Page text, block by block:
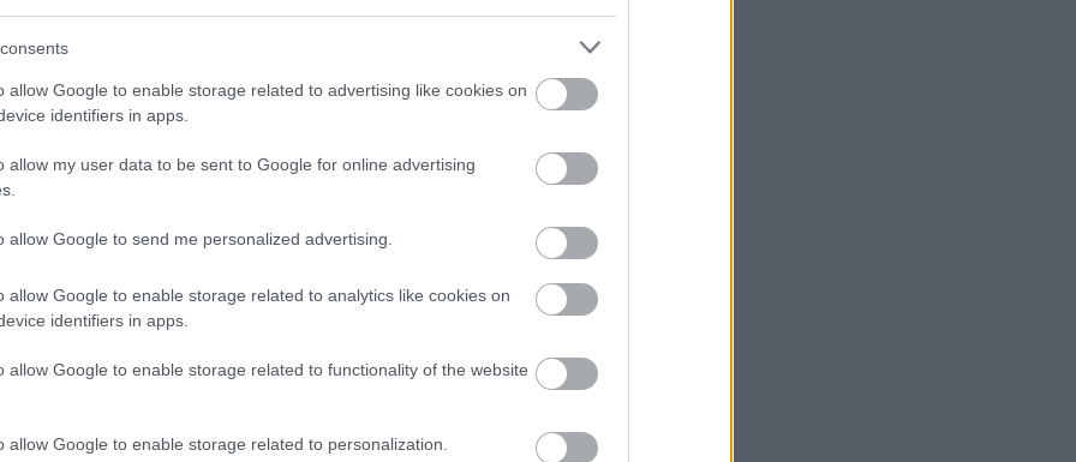
allow Google to enable storage related to advertising like cookies on
identifiers in apps.
allow my user data to be sent to Google for online advertising
allow Google to send me personalized advertising.
allow Google to enable storage related to analytics like cookies on
identifiers in apps.
allow Google to enable storage related to functionality of the website
allow Google to enable storage related to personalization.
a piaci
most ilyen
inkább
és